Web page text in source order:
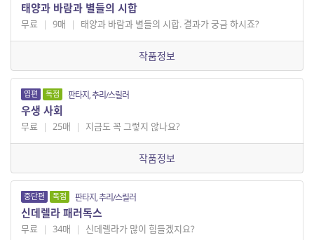
태양과 바람과 별들의 시합
무료 | 9매 | 태양과 바람과 별들의 시합. 결과가 궁금 하시죠?
작품정보
엽편 독점 판타지, 추리/스릴러
우생 사회
무료 | 25매 | 지금도 꼭 그렇지 않나요?
작품정보
중단편 독점 판타지, 추리/스릴러
신데렐라 패러독스
무료 | 34매 | 신데렐라가 많이 힘들겠지요?